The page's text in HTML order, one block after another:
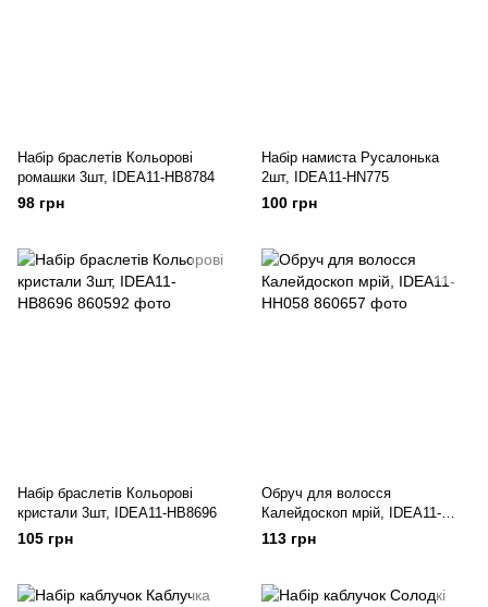
Набір браслетів Кольорові
ромашки 3шт, IDEA11-HB8784
98 грн
Набір намиста Русалонька
2шт, IDEA11-HN775
100 грн
Набір браслетів Кольорові
кристали 3шт, IDEA11-HB8696
105 грн
Обруч для волосся
Калейдоскоп мрій, IDEA11-
HH058
113 грн